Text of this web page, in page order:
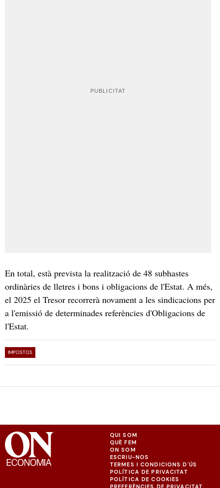
En total, està prevista la realització de 48 subhastes
ordinàries de lletres i bons i obligacions de l'Estat. A més,
el 2025 el Tresor recorrerà novament a les sindicacions per
a l'emissió de determinades referències d'Obligacions de
l'Estat.
IMPOSTOS
QUI SOM
QUÈ FEM
ON SOM
ESCRIU-NOS
TERMES I CONDICIONS D'ÚS
POLÍTICA DE PRIVACITAT
POLÍTICA DE COOKIES
PREFERÈNCIES DE PRIVACITAT